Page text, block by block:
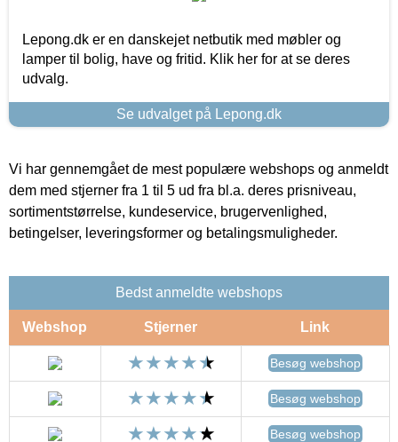
Lepong.dk er en danskejet netbutik med møbler og
lamper til bolig, have og fritid. Klik her for at se deres
udvalg.
Se udvalget på Lepong.dk
Vi har gennemgået de mest populære webshops og anmeldt
dem med stjerner fra 1 til 5 ud fra bl.a. deres prisniveau,
sortimentstørrelse, kundeservice, brugervenlighed,
betingelser, leveringsformer og betalingsmuligheder.
Bedst anmeldte webshops
Webshop Stjerner Link
Besøg webshop
Besøg webshop
Besøg webshop